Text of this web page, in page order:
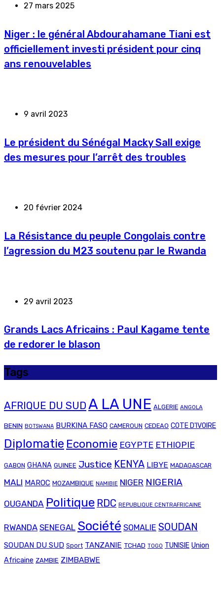
27 mars 2025
Niger : le général Abdourahamane Tiani est
officiellement investi président pour cinq
ans renouvelables
9 avril 2023
Le président du Sénégal Macky Sall exige
des mesures pour l’arrêt des troubles
20 février 2024
La Résistance du peuple Congolais contre
l’agression du M23 soutenu par le Rwanda
29 avril 2023
Grands Lacs Africains : Paul Kagame tente
de redorer le blason
Tags
AFRIQUE DU SUD A LA UNE ALGERIE ANGOLA
BENIN BOTSWANA BURKINA FASO CAMEROUN CEDEAO COTE D'IVOIRE
Diplomatie Economie EGYPTE ETHIOPIE
GABON GHANA GUINEE Justice KENYA LIBYE MADAGASCAR
MALI MAROC MOZAMBIQUE NAMIBIE NIGER NIGERIA
OUGANDA Politique RDC REPUBLIQUE CENTRAFRICAINE
RWANDA SENEGAL Société SOMALIE SOUDAN
SOUDAN DU SUD Sport TANZANIE TCHAD TOGO TUNISIE Union
Africaine ZAMBIE ZIMBABWE